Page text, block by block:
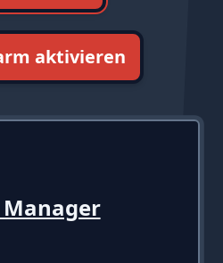
aktivieren